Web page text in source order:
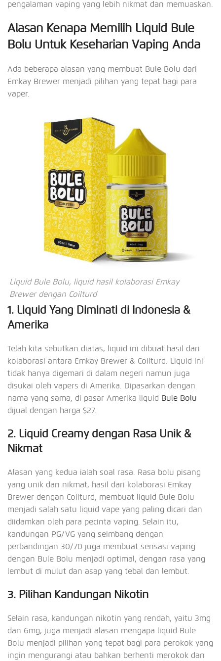
pengalaman vaping yang lebih nikmat dan memuaskan.
Alasan Kenapa Memilih Liquid Bule
Bolu Untuk Keseharian Vaping Anda
Ada beberapa alasan yang membuat Bule Bolu dari
Emkay Brewer menjadi pilihan yang tepat bagi para
vaper.
Liquid Bule Bolu, liquid hasil kolaborasi Emkay
Brewer dengan Coilturd
1. Liquid Yang Diminati di Indonesia &
Amerika
Telah kita sebutkan diatas, liquid ini dibuat hasil dari
kolaborasi antara Emkay Brewer & Coilturd. Liquid ini
tidak hanya digemari di dalam negeri namun juga
disukai oleh vapers di Amerika. Dipasarkan dengan
nama yang sama, di pasar Amerika liquid Bule Bolu
dijual dengan harga $27.
2. Liquid Creamy dengan Rasa Unik &
Nikmat
Alasan yang kedua ialah soal rasa. Rasa bolu pisang
yang unik dan nikmat, hasil dari kolaborasi Emkay
Brewer dengan Coilturd, membuat liquid Bule Bolu
menjadi salah satu liquid vape yang paling dicari dan
diidamkan oleh para pecinta vaping. Selain itu,
kandungan PG/VG yang seimbang dengan
perbandingan 30/70 juga membuat sensasi vaping
dengan Bule Bolu menjadi optimal, dengan rasa yang
lembut di mulut dan asap yang tebal dan lembut.
3. Pilihan Kandungan Nikotin
Selain rasa, kandungan nikotin yang rendah, yaitu 3mg
dan 6mg, juga menjadi alasan mengapa liquid Bule
Bolu menjadi pilihan yang tepat bagi para perokok yang
ingin mengurangi atau bahkan berhenti merokok dan